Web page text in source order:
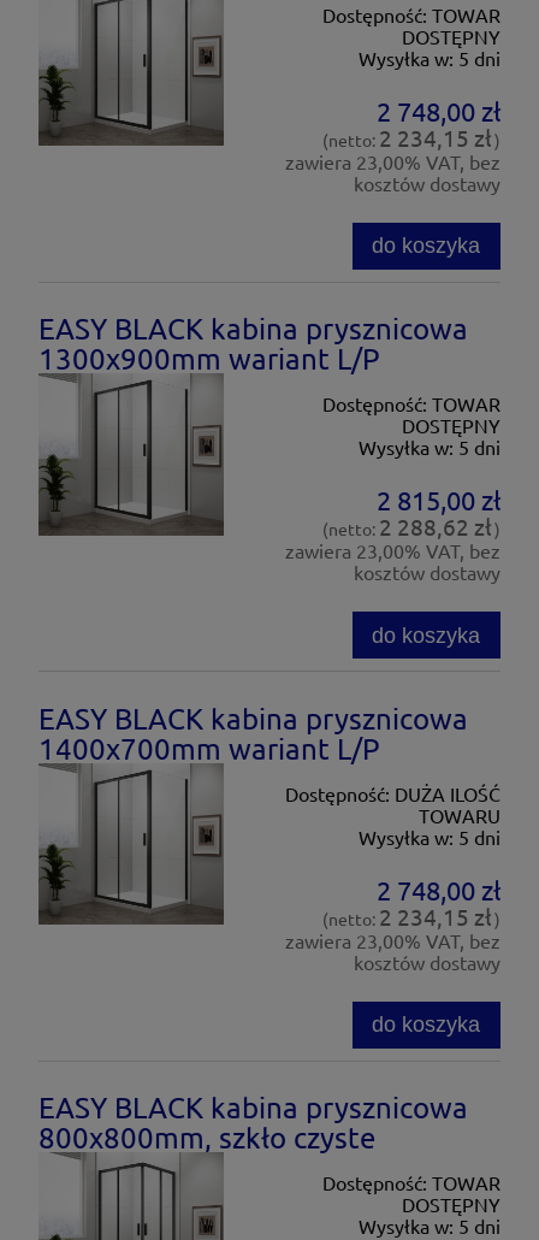
Dostępność: TOWAR
DOSTĘPNY
Wysyłka w: 5 dni
2 748,00 zł
(netto: 2 234,15 zł)
zawiera 23,00% VAT, bez
kosztów dostawy
do koszyka
EASY BLACK kabina prysznicowa
1300x900mm wariant L/P
Dostępność: TOWAR
DOSTĘPNY
Wysyłka w: 5 dni
2 815,00 zł
(netto: 2 288,62 zł)
zawiera 23,00% VAT, bez
kosztów dostawy
do koszyka
EASY BLACK kabina prysznicowa
1400x700mm wariant L/P
Dostępność: DUŻA ILOŚĆ
TOWARU
Wysyłka w: 5 dni
2 748,00 zł
(netto: 2 234,15 zł)
zawiera 23,00% VAT, bez
kosztów dostawy
do koszyka
EASY BLACK kabina prysznicowa
800x800mm, szkło czyste
Dostępność: TOWAR
DOSTĘPNY
Wysyłka w: 5 dni